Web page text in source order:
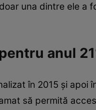
una dintre ele
anul
în 2015 și
să permită